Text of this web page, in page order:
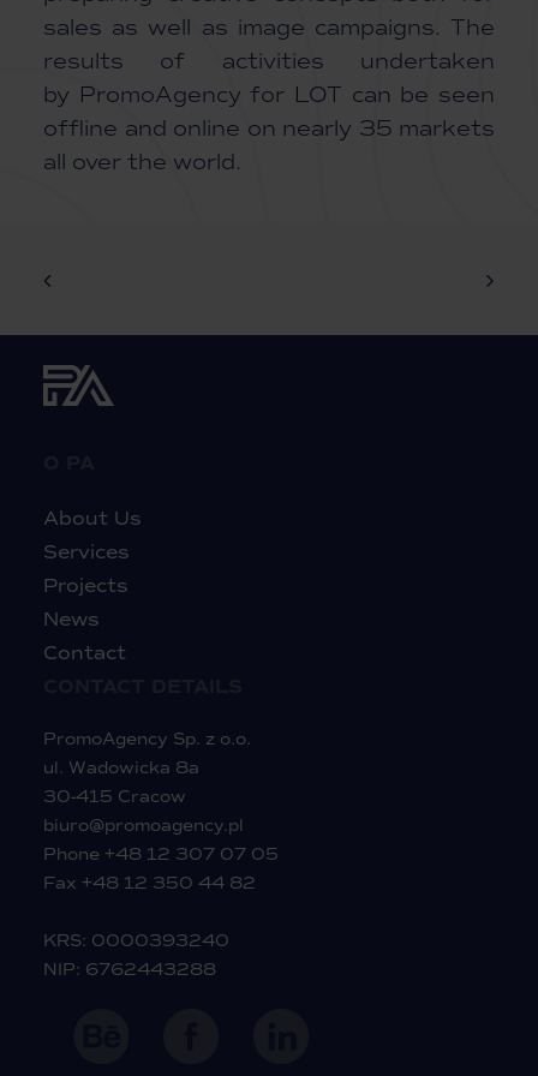
sales as well as image campaigns. The
results of activities undertaken
by PromoAgency for LOT can be seen
offline and online on nearly 35 markets
all over the world.
About Us
Services
Projects
News
Contact
PromoAgency Sp. z o.o.
ul. Wadowicka 8a
30-415 Cracow
biuro@promoagency.pl
Phone +48 12 307 07 05
Fax +48 12 350 44 82
KRS: 0000393240
NIP: 6762443288